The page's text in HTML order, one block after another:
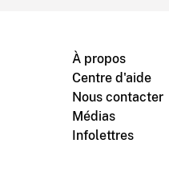
À propos
Centre d'aide
Nous contacter
Médias
Infolettres